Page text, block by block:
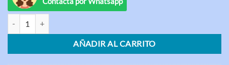
AÑADIR AL CARRITO